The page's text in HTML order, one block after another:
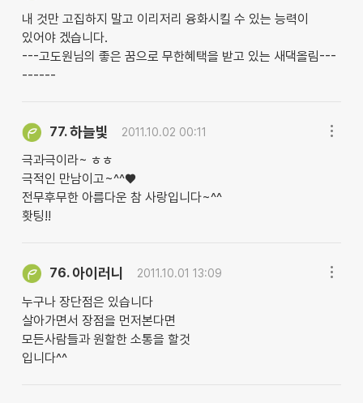
내 것만 고집하지 말고 이리저리 융화시킬 수 있는 능력이
있어야 겠습니다.
---고도원님의 좋은 꿈으로 무한혜택을 받고 있는 새댁올림---
------
77.하늘빛 2011.10.02 00:11
극과극이라~ ㅎㅎ
극적인 만남이고~^^♥
전무후무한 아름다운 참 사랑입니다~^^
홧팅!!
76. 아이러니 2011.10.01 13:09
누구나 장단점은 있습니다
살아가면서 장점을 먼저본다면
모든사람들과 원할한 소통을 할것
입니다^^